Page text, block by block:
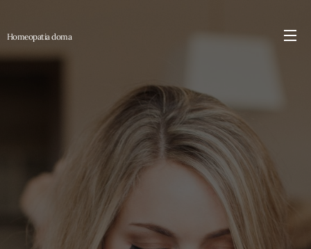
Homeopatiadoma